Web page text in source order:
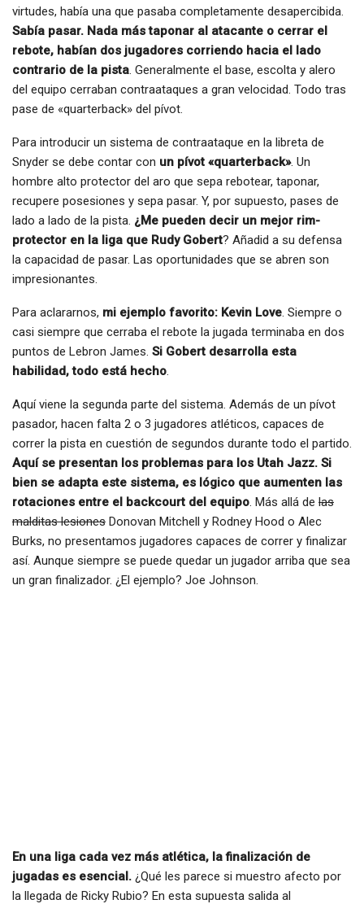
virtudes, había una que pasaba completamente desapercibida.
Sabía pasar. Nada más taponar al atacante o cerrar el
rebote, habían dos jugadores corriendo hacia el lado
contrario de la pista . Generalmente el base, escolta y alero
del equipo cerraban contraataques a gran velocidad. Todo tras
pase de «quarterback» del pívot.
Para introducir un sistema de contraataque en la libreta de
Snyder se debe contar con un pívot «quarterback». Un
hombre alto protector del aro que sepa rebotear, taponar,
recupere posesiones y sepa pasar. Y, por supuesto, pases de
lado a lado de la pista. ¿Me pueden decir un mejor rim-
protector en la liga que Rudy Gobert? Añadid a su defensa
la capacidad de pasar. Las oportunidades que se abren son
impresionantes.
Para aclararnos, mi ejemplo favorito: Kevin Love . Siempre o
casi siempre que cerraba el rebote la jugada terminaba en dos
puntos de Lebron James. Si Gobert desarrolla esta
habilidad, todo está hecho
Aquí viene la segunda parte del sistema. Además de un pívot
pasador, hacen falta 2 o 3 jugadores atléticos, capaces de
correr la pista en cuestión de segundos durante todo el partido.
Aquí se presentan los problemas para los Utah Jazz. Si
bien se adapta este sistema, es lógico que aumenten las
rotaciones entre el backcourt del equipo . Más allá de las
malditas lesiones Donovan Mitchell y Rodney Hood o Alec
Burks, no presentamos jugadores capaces de correr y finalizar
así. Aunque siempre se puede quedar un jugador arriba que sea
un gran finalizador. ¿El ejemplo? Joe Johnson.
En una liga cada vez más atlética, la finalización de
jugadas es esencial. ¿Qué les parece si muestro afecto por
la llegada de Ricky Rubio? En esta supuesta salida al